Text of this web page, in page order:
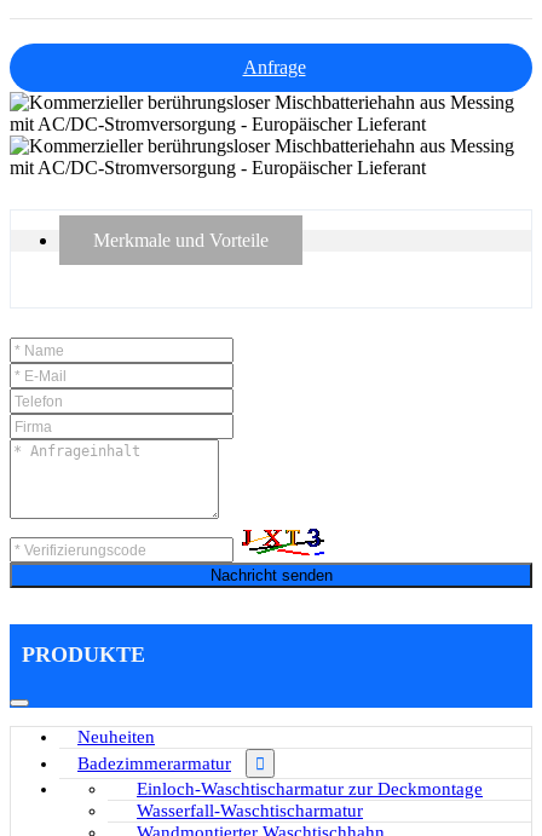
Anfrage
Merkmale und Vorteile
Nachricht senden
PRODUKTE
Neuheiten
Badezimmerarmatur
Einloch-Waschtischarmatur zur Deckmontage
Wasserfall-Waschtischarmatur